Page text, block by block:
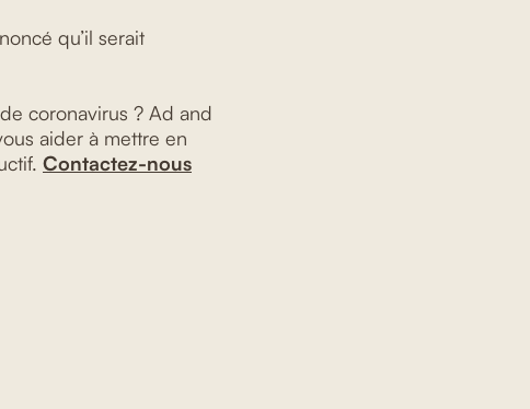
qu’il serait
coronavirus ? Ad and
aider à mettre en
Contactez-nous